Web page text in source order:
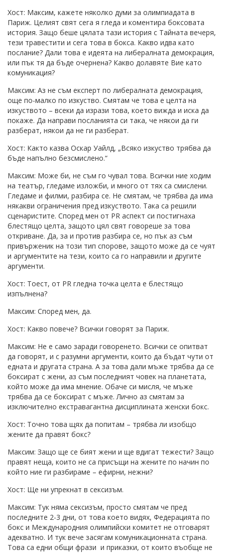
Хост: Максим, кажете няколко думи за олимпиадата в
Париж. Целият свят сега я гледа и коментира боксовата
история. Защо беше цялата тази история с Тайната вечеря,
тези травестити и сега това в бокса. Какво идва като
послание? Дали това е идеята на либералната демокрация,
или пък тя да бъде очернена? Какво долавяте Вие като
комуникация?
Максим: Аз не съм експерт по либералната демокрация,
още по-малко по изкуство. Смятам че това е целта на
изкуството – всеки да изрази това, което вижда и иска да
покаже. Да направи посланията си така, че някои да ги
разберат, някои да не ги разберат.
Хост: Както казва Оскар Уайлд, „Всяко изкуство трябва да
бъде напълно безсмислено.“
Максим: Може би, не съм го чувал това. Всички ние ходим
на театър, гледаме изложби, и много от тях са смислени.
Гледаме и филми, разбира се. Не смятам, че трябва да има
някакви ограничения пред изкуството. Така са решили
сценаристите. Според мен от PR аспект си постигнаха
блестящо целта, защото цял свят говореше за това
откриване. Да, за и против разбира се, но пък аз съм
привърженик на този тип спорове, защото може да се чуят
и аргументите на тези, които са го направили и другите
аргументи.
Хост: Тоест, от PR гледна точка целта е блестящо
изпълнена?
Максим: Според мен, да.
Хост: Какво повече? Всички говорят за Париж.
Максим: Не е само заради говоренето. Всички се опитват
да говорят, и с разумни аргументи, които да бъдат чути от
едната и другата страна. А за това дали мъже трябва да се
боксират с жени, аз съм последният човек на планетата,
който може да има мнение. Обаче си мисля, че мъже
трябва да се боксират с мъже. Лично аз смятам за
изключително екстравагантна дисциплината женски бокс.
Хост: Точно това щях да попитам – трябва ли изобщо
жените да правят бокс?
Максим: Защо ще се бият жени и ще вдигат тежести? Защо
правят неща, които не са присъщи на жените по начин по
който ние ги разбираме – ефирни, нежни?
Хост: Ще ни упрекнат в сексизъм.
Максим: Тук няма сексизъм, просто смятам че пред
последните 2-3 дни, от това което видях, Федерацията по
бокс и Международния олимпийски комитет не отговарят
адекватно. И тук вече засягам комуникационната страна.
Това са едни общи фрази и приказки, от които въобще не